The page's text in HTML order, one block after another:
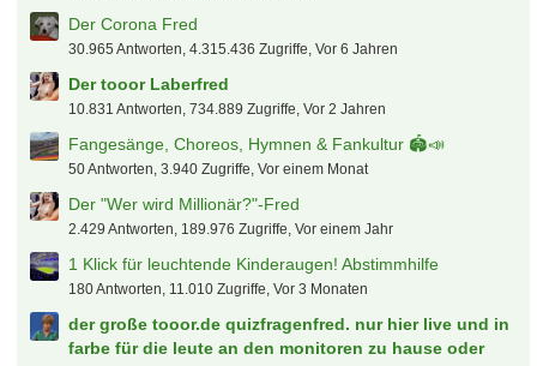
Der Corona Fred
30.965 Antworten, 4.315.436 Zugriffe, Vor 6 Jahren
Der tooor Laberfred
10.831 Antworten, 734.889 Zugriffe, Vor 2 Jahren
Fangesänge, Choreos, Hymnen & Fankultur 🏟️📣
50 Antworten, 3.940 Zugriffe, Vor einem Monat
Der "Wer wird Millionär?"-Fred
2.429 Antworten, 189.976 Zugriffe, Vor einem Jahr
1 Klick für leuchtende Kinderaugen! Abstimmhilfe
180 Antworten, 11.010 Zugriffe, Vor 3 Monaten
der große tooor.de quizfragenfred. nur hier live und in
farbe für die leute an den monitoren zu hause oder